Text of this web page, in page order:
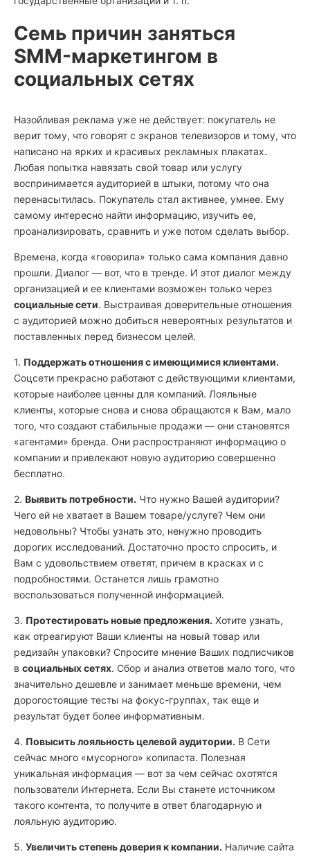
Семь причин заняться
SMM-маркетингом в
социальных сетях
Назойливая реклама уже не действует: покупатель не
верит тому, что говорят с экранов телевизоров и тому, что
написано на ярких и красивых рекламных плакатах.
Любая попытка навязать свой товар или услугу
воспринимается аудиторией в штыки, потому что она
перенасытилась. Покупатель стал активнее, умнее. Ему
самому интересно найти информацию, изучить ее,
проанализировать, сравнить и уже потом сделать выбор.
Времена, когда «говорила» только сама компания давно
прошли. Диалог — вот, что в тренде. И этот диалог между
организацией и ее клиентами возможен только через
социальные сети. Выстраивая доверительные отношения
с аудиторией можно добиться невероятных результатов и
поставленных перед бизнесом целей.
1. Поддержать отношения с имеющимися клиентами.
Соцсети прекрасно работают с действующими клиентами,
которые наиболее ценны для компаний. Лояльные
клиенты, которые снова и снова обращаются к Вам, мало
того, что создают стабильные продажи — они становятся
«агентами» бренда. Они распространяют информацию о
компании и привлекают новую аудиторию совершенно
бесплатно.
2. Выявить потребности. Что нужно Вашей аудитории?
Чего ей не хватает в Вашем товаре/услуге? Чем они
недовольны? Чтобы узнать это, ненужно проводить
дорогих исследований. Достаточно просто спросить, и
Вам с удовольствием ответят, причем в красках и с
подробностями. Останется лишь грамотно
воспользоваться полученной информацией.
3. Протестировать новые предложения. Хотите узнать,
как отреагируют Ваши клиенты на новый товар или
редизайн упаковки? Спросите мнение Ваших подписчиков
в социальных сетях. Сбор и анализ ответов мало того, что
значительно дешевле и занимает меньше времени, чем
дорогостоящие тесты на фокус-группах, так еще и
результат будет более информативным.
4. Повысить лояльность целевой аудитории. В Сети
сейчас много «мусорного» копипаста. Полезная
уникальная информация — вот за чем сейчас охотятся
пользователи Интернета. Если Вы станете источником
такого контента, то получите в ответ благодарную и
лояльную аудиторию.
5. Увеличить степень доверия к компании. Наличие сайта